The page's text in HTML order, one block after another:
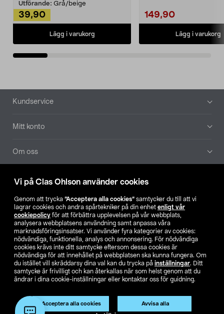
Vi på Clas Ohlson använder cookies
Genom att trycka ”Acceptera alla cookies” samtycker du till att vi
lagrar cookies och andra spårtekniker på din enhet enligt vår
cookiepolicy för att förbättra upplevelsen på vår webbplats,
analysera webbplatsens användning samt anpassa våra
marknadsföringsinsatser. Vi använder fyra kategorier av cookies:
nödvändiga, funktionella, analys och annonsering. För nödvändiga
cookies krävs inte ditt samtycke eftersom dessa cookies är
nödvändiga för att innehållet på webbplatsen ska kunna fungera. Om
du istället vill skräddarsy dina val kan du trycka på inställningar. Ditt
samtycke är frivilligt och kan återkallas när som helst genom att du
ändrar i dina cookie-inställningar eller kontaktar oss för guidning.
Acceptera alla cookies Avvisa alla
Utförande: Grå/beige
39,90
Lägg i varukorg
149,90
Lägg i varukorg
Sidfot
Kundservice
Mitt konto
Om oss
Aktuellt
Våra bolag
Hitta butik
SE NO FI